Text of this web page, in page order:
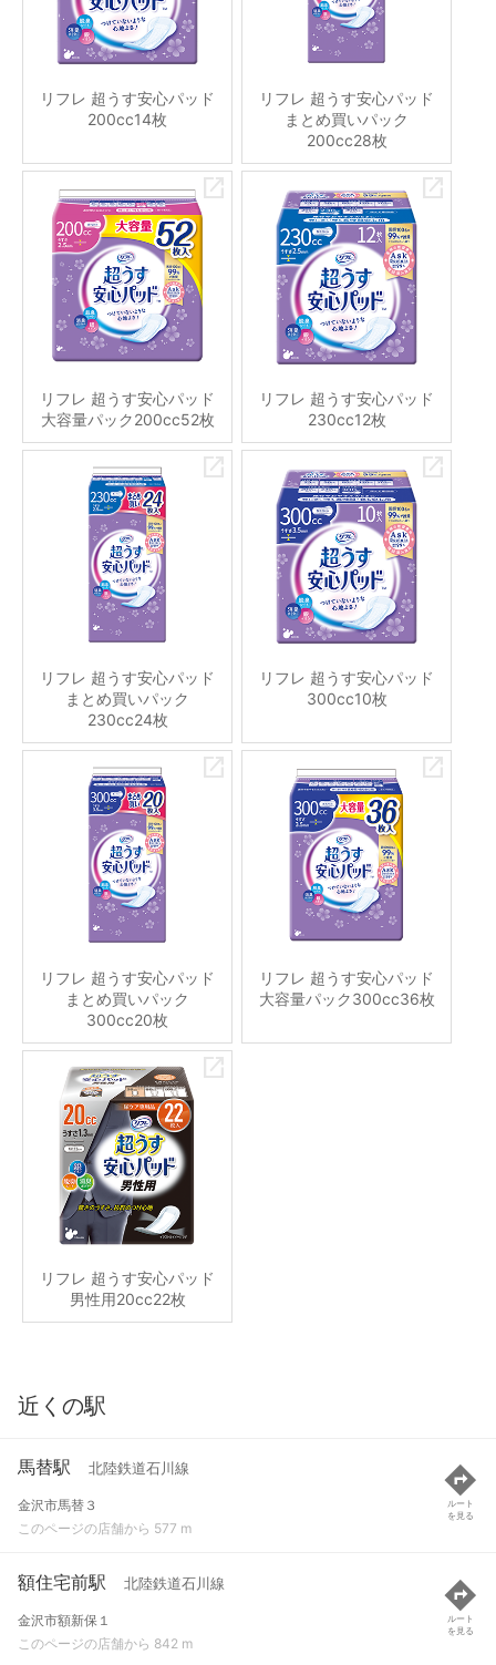
リフレ 超うす安心パッド
200cc14枚
リフレ 超うす安心パッド
まとめ買いパック
200cc28枚
リフレ 超うす安心パッド
大容量パック200cc52枚
リフレ 超うす安心パッド
230cc12枚
リフレ 超うす安心パッド
まとめ買いパック
230cc24枚
リフレ 超うす安心パッド
300cc10枚
リフレ 超うす安心パッド
まとめ買いパック
300cc20枚
リフレ 超うす安心パッド
大容量パック300cc36枚
リフレ 超うす安心パッド
男性用20cc22枚
近くの駅
馬替駅 北陸鉄道石川線
金沢市馬替３
このページの店舗から 577 m
ルート
を見る
額住宅前駅 北陸鉄道石川線
金沢市額新保１
このページの店舗から 842 m
ルート
を見る